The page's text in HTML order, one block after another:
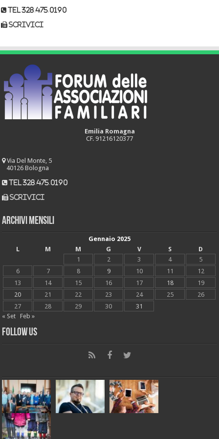
tel 328.475.0190
scrivici
Emilia Romagna
CF. 91216120377
Via Del Monte, 5
40126 Bologna
tel 328.475.0190
scrivici
Archivi mensili
Gennaio 2025
L
M M G V S
D
1
2 3 4
5
6
7 8 9 10 11
12
13
14 15 16 17 18
19
20
21 22 23 24 25
26
27
28 29 30
31
« Set
Feb »
Follow Us